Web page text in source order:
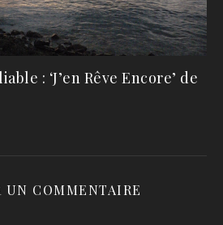
: ‘J’en Rêve Encore’ de
UN COMMENTAIRE